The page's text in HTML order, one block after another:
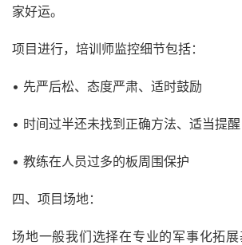
家好运。
项目进行，培训师监控细节包括：
• 先严后松、态度严肃、适时鼓励
• 时间过半还未找到正确方法、适当提醒
• 教练在人员过多的板周围保护
四、项目场地：
场地一般我们选择在专业的军事化拓